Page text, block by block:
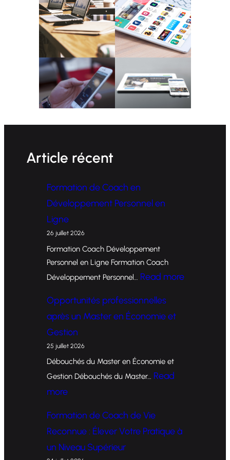
Article récent
Formation de Coach en
Développement Personnel en
Ligne
26 juillet 2026
Formation Coach Développement
Personnel en Ligne Formation Coach
Développement Personnel… Read more:
Opportunités professionnelles
après un Master en Économie et
Gestion
25 juillet 2026
Débouchés du Master en Économie et
Gestion Débouchés du Master… Read
more:
Formation de Coach de Vie
Reconnue : Élever Votre Pratique à
un Niveau Supérieur